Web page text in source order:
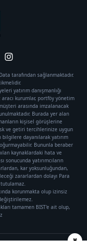
tarafından sağlanmaktadır.
yatırım danışmanlığı
aracı kurumlar, portföy yönetim
arasında imzalanacak
Burada yer alan
kişisel görüşlerine
ve getiri tercihlerinize uygun
dayanılarak yatırım
Bununla beraber
kaynaklardaki hata ve
yatırımcıların
kar yoksunluğundan,
zararlardan dolayı Para
korunmakta olup izinsiz
tamamen BIST'e ait olup,